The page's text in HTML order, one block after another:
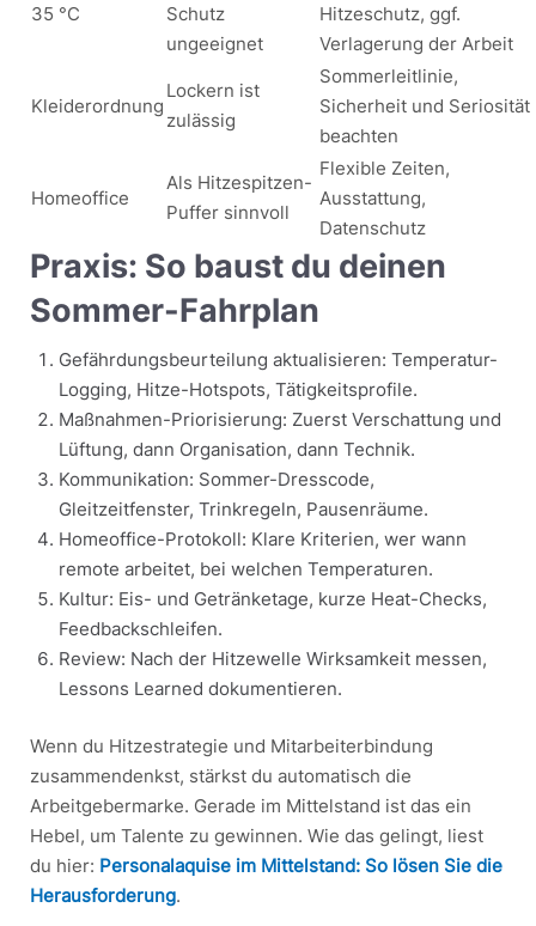
35 °C
Schutz
ungeeignet
Hitzeschutz, ggf.
Verlagerung der Arbeit
Kleiderordnung
Lockern ist
zulässig
Sommerleitlinie,
Sicherheit und Seriosität
beachten
Homeoffice
Als Hitzespitzen-
Puffer sinnvoll
Flexible Zeiten,
Ausstattung,
Datenschutz
Praxis: So baust du deinen
Sommer-Fahrplan
Gefährdungsbeurteilung aktualisieren: Temperatur-
Logging, Hitze-Hotspots, Tätigkeitsprofile.
Maßnahmen-Priorisierung: Zuerst Verschattung und
Lüftung, dann Organisation, dann Technik.
Kommunikation: Sommer-Dresscode,
Gleitzeitfenster, Trinkregeln, Pausenräume.
Homeoffice-Protokoll: Klare Kriterien, wer wann
remote arbeitet, bei welchen Temperaturen.
Kultur: Eis- und Getränketage, kurze Heat-Checks,
Feedbackschleifen.
Review: Nach der Hitzewelle Wirksamkeit messen,
Lessons Learned dokumentieren.
Wenn du Hitzestrategie und Mitarbeiterbindung
zusammendenkst, stärkst du automatisch die
Arbeitgebermarke. Gerade im Mittelstand ist das ein
Hebel, um Talente zu gewinnen. Wie das gelingt, liest
du hier: Personalaquise im Mittelstand: So lösen Sie die
Herausforderung.